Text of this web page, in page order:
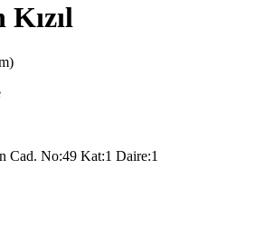
Cad. No:49 Kat:1 Daire:1